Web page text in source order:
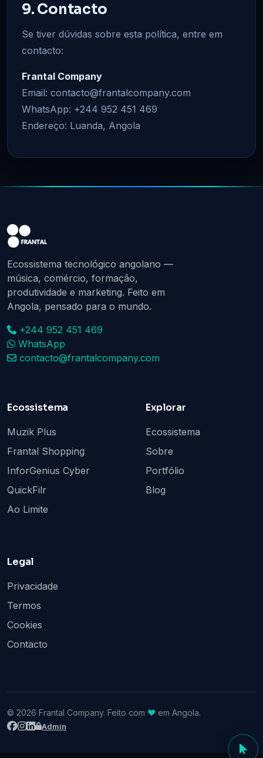
9. Contacto
Se tiver dúvidas sobre esta política, entre em
contacto:
Frantal Company
Email: contacto@frantalcompany.com
WhatsApp: +244 952 451 469
Endereço: Luanda, Angola
Ecossistema tecnológico angolano —
música, comércio, formação,
produtividade e marketing. Feito em
Angola, pensado para o mundo.
+244 952 451 469
WhatsApp
contacto@frantalcompany.com
Ecossistema
Muzik Plus
Frantal Shopping
InforGenius Cyber
QuickFilr
Ao Limite
Explorar
Ecossistema
Sobre
Portfólio
Blog
Legal
Privacidade
Termos
Cookies
Contacto
© 2026 Frantal Company. Feito com ♥ em Angola.
Admin